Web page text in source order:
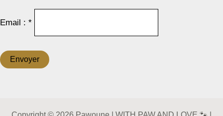
Email : *